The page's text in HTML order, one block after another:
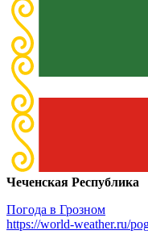
Чеченская Республика
Погода в Грозном
https://world-weather.ru/